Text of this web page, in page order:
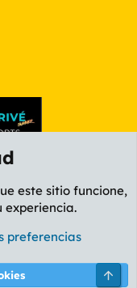
de privacidad Ayuda
este sitio funcione,
experiencia.
preferencias